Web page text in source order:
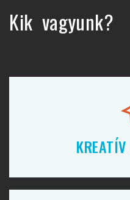
Kik vagyunk?
KREATÍV